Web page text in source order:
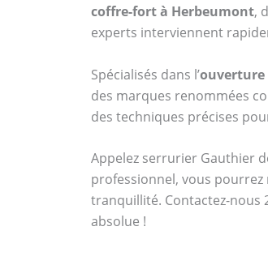
coffre-fort à Herbeumont,
experts interviennent
Spécialisés dans l’ouverture
des marques renommées
des techniques précises
Appelez serrurier Gauthier
professionnel, vous
tranquillité. Contactez-nous
absolue !